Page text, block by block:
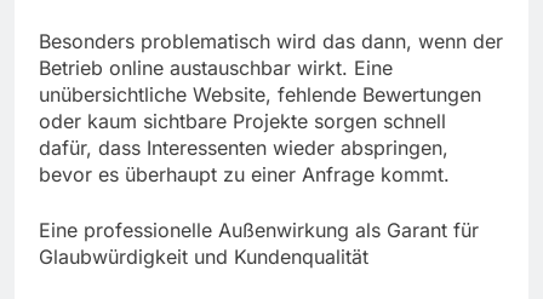
Besonders problematisch wird das dann, wenn der
Betrieb online austauschbar wirkt. Eine
unübersichtliche Website, fehlende Bewertungen
oder kaum sichtbare Projekte sorgen schnell
dafür, dass Interessenten wieder abspringen,
bevor es überhaupt zu einer Anfrage kommt.
Eine professionelle Außenwirkung als Garant für
Glaubwürdigkeit und Kundenqualität